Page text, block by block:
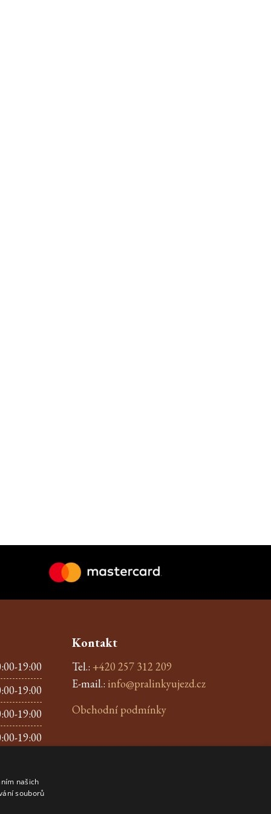
19:00
19:00
19:00
19:00
19:00
Kontakt
Tel.: +420 257 312 209
E-mail.: info@pralinkyujezd.cz
Obchodní podmínky
našich
souborů